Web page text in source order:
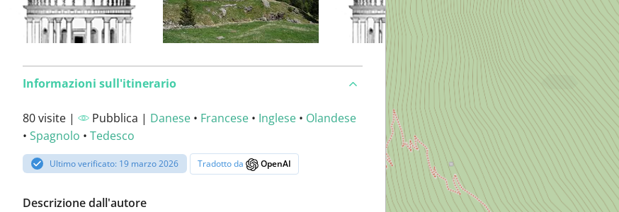
Informazioni sull'itinerario
80 visite | Pubblica | Danese • Francese • Inglese • Olandese
• Spagnolo • Tedesco
Ultimo verificato: 19 marzo 2026 Tradotto da OpenAI
Descrizione dall'autore